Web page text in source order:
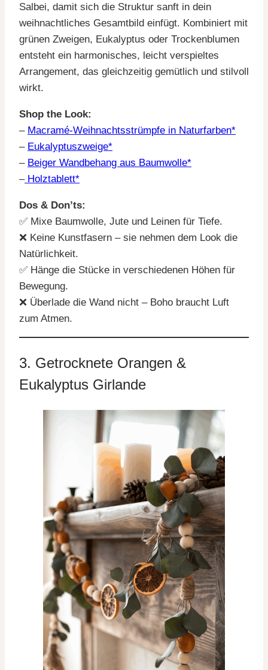
Salbei, damit sich die Struktur sanft in dein
weihnachtliches Gesamtbild einfügt. Kombiniert mit
grünen Zweigen, Eukalyptus oder Trockenblumen
entsteht ein harmonisches, leicht verspieltes
Arrangement, das gleichzeitig gemütlich und stilvoll
wirkt.
Shop the Look:
– Macramé-Weihnachtsstrümpfe in Naturfarben*
– Eukalyptuszweige*
– Beiger Wandbehang aus Baumwolle*
–Holztablett*
Dos & Don’ts:
✅ Mixe Baumwolle, Jute und Leinen für Tiefe.
❌ Keine Kunstfasern – sie nehmen dem Look die
Natürlichkeit.
✅ Hänge die Stücke in verschiedenen Höhen für
Bewegung.
❌ Überlade die Wand nicht – Boho braucht Luft
zum Atmen.
3. Getrocknete Orangen &
Eukalyptus Girlande